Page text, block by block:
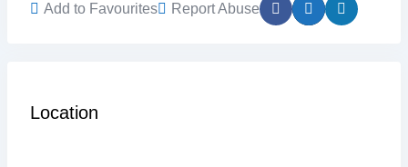
Add to Favourites Report Abuse
Location